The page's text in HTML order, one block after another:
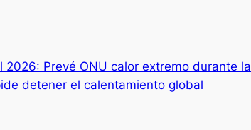
2026: Prevé ONU calor extremo durante la
detener el calentamiento global